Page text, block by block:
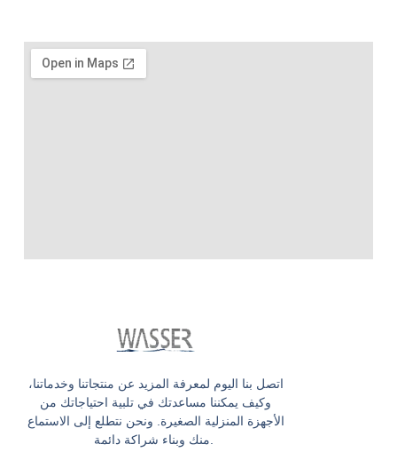
اتصل بنا اليوم لمعرفة المزيد عن منتجاتنا وخدماتنا،
وكيف يمكننا مساعدتك في تلبية احتياجاتك من
الأجهزة المنزلية الصغيرة. ونحن نتطلع إلى الاستماع